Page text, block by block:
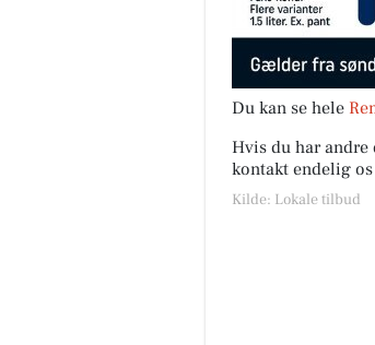
Du kan se hele
Hvis du har
kontakt endelig
Kilde: Lokale tilbud